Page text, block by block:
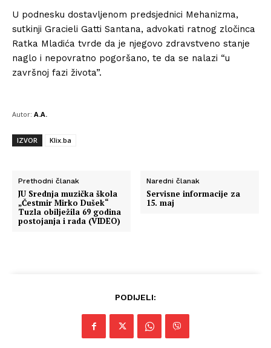
U podnesku dostavljenom predsjednici Mehanizma,
sutkinji Gracieli Gatti Santana, advokati ratnog zločinca
Ratka Mladića tvrde da je njegovo zdravstveno stanje
naglo i nepovratno pogoršano, te da se nalazi “u
završnoj fazi života”.
Autor: A.A.
IZVOR Klix.ba
Prethodni članak
JU Srednja muzička škola
„Čestmir Mirko Dušek“
Tuzla obilježila 69 godina
postojanja i rada (VIDEO)
Naredni članak
Servisne informacije za
15. maj
PODIJELI: